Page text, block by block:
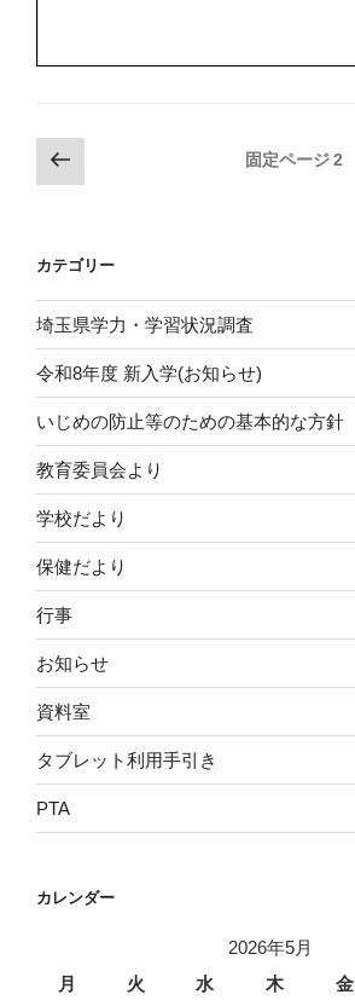
投
稿
ペ
ジ
送
り
前
の
ジ
固定ページ2
カテゴリー
埼玉県学力・学習状況調査
令和8年度 新入学(お知らせ)
いじめの防止等のための基本的な方針
教育委員会より
学校だより
保健だより
行事
お知らせ
資料室
タブレット利用手引き
PTA
カレンダー
2026年5月
月
火 水 木 金